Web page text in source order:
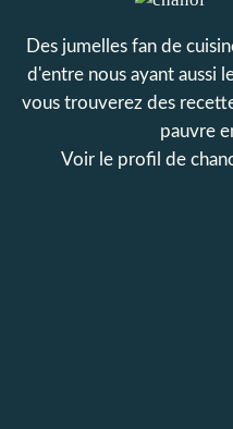
Des jumelles fan de
d'entre nous ayant aussi
vous trouverez des
pauvre
Voir le profil de